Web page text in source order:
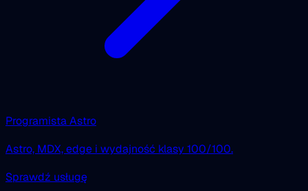
Programista Astro
Astro, MDX, edge i wydajność klasy 100/100.
Sprawdź usługę